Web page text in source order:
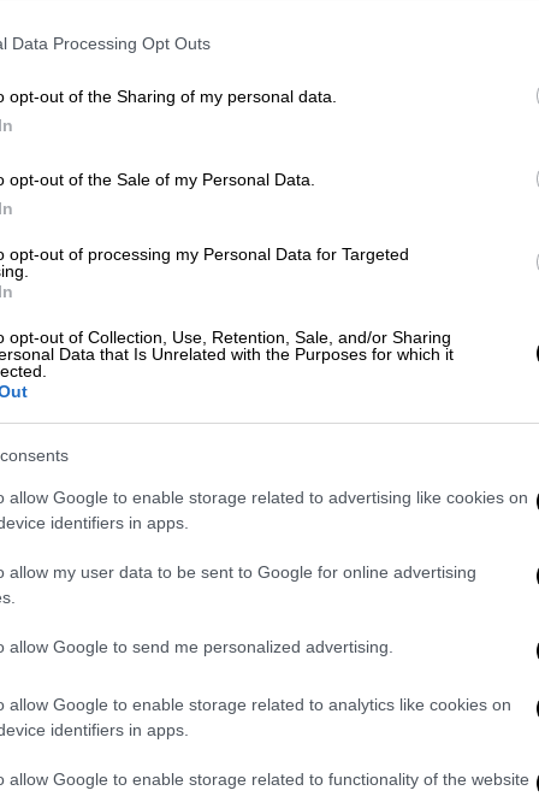
Data Processing Opt Outs
opt-out of the Sharing of my personal data.
opt-out of the Sale of my Personal Data.
opt-out of processing my Personal Data for Targeted
opt-out of Collection, Use, Retention, Sale, and/or Sharing
Data that Is Unrelated with the Purposes for which it
allow Google to enable storage related to advertising like cookies on
identifiers in apps.
allow my user data to be sent to Google for online advertising
allow Google to send me personalized advertising.
allow Google to enable storage related to analytics like cookies on
identifiers in apps.
allow Google to enable storage related to functionality of the website
όπου η επίσημη πληροφόρηση
διεξάγεται υπό αυστηρή μυστικότητα,
όχι ως προγνωστικά εργαλεία, αλλά ως
το ποιοι καρδινάλιοι φαίνεται να
παρασκηνιακά και ποιοι, τελικά,
κι αν δεν θεωρούνται φαβορί.
πάπας: Όλες οι αποδόσεις
ο Ιταλός καρδινάλιος
ετών, υπηρετεί ως Γραμματέας του
για πάνω από μια δεκαετία ο πιο στενός
Με μακρά διπλωματική
τον βλέπουν ως τον ιδανικό
γραμμής.
ακολουθεί οΛουίς Αντόνιο Τάγκλε
της Μανίλας και νυν
των Λαών θεωρείται η “ασιατική
σε κοινωνικά ζητήματα και βαθιά
πρώτος Πάπας από την Ασία — μια
μετατόπιση του καθολικού
ο Πίτερ Τέρκσον από την
να γράψει ιστορία ως η πρώτη
Κοντά του, σε επίπεδο αποδόσεων